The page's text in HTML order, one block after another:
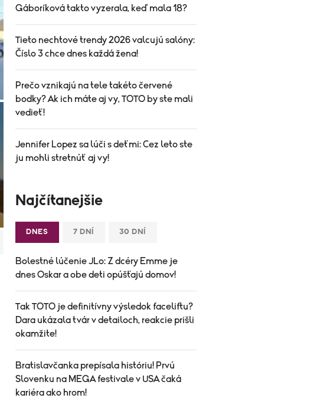
Gáboríková takto vyzerala, keď mala 18?
Tieto nechtové trendy 2026 valcujú salóny:
Číslo 3 chce dnes každá žena!
Prečo vznikajú na tele takéto červené
bodky? Ak ich máte aj vy, TOTO by ste mali
vedieť!
Jennifer Lopez sa lúči s deťmi: Cez leto ste
ju mohli stretnúť aj vy!
Najčítanejšie
DNES 7 DNÍ 30 DNÍ
Bolestné lúčenie JLo: Z dcéry Emme je
dnes Oskar a obe deti opúšťajú domov!
Tak TOTO je definitívny výsledok faceliftu?
Dara ukázala tvár v detailoch, reakcie prišli
okamžite!
Bratislavčanka prepísala históriu! Prvú
Slovenku na MEGA festivale v USA čaká
kariéra ako hrom!